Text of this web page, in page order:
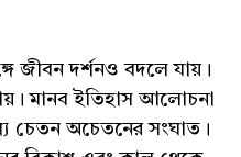
জীবন দর্শনও বদলে যায়।
মানব ইতিহাস আলোচনা
চেতন অচেতনের সংঘাত।